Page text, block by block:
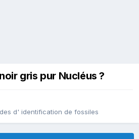
gris pur Nucléus ?
d' identification de fossiles